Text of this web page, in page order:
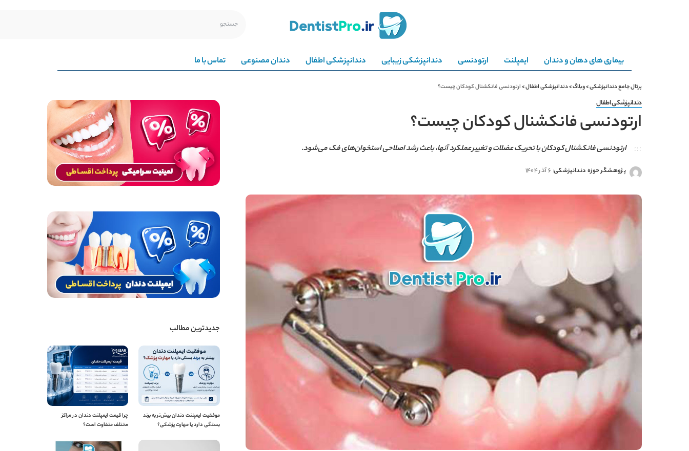
بیماری های دهان و دندان ایمپلنت ارتودنسی دندانپزشکی زیبایی دندانپزشکی اطفال دندان مصنوعی تماس با ما
پرتال جامع دندانپزشکی>وبلاگ>دندانپزشکی اطفال>ارتودنسی فانکشنال کودکان چیست؟
دندانپزشکی اطفال
ارتودنسی فانکشنال کودکان چیست؟
ارتودنسی فانکشنال کودکان با تحریک عضلات و تغییر عملکرد آنها، باعث رشد اصلاحی استخوان‌های فک می‌شود.
پژوهشگر حوزه دندانپزشکی 6 آذر 1404
جدیدترین مطالب
موفقیت ایمپلنت دندان بیش‌تر به برند
بستگی دارد یا مهارت پزشکی؟
چرا قیمت ایمپلنت دندان در مراکز
مختلف متفاوت است؟